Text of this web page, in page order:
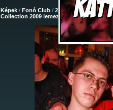
Képek / Fonó Club / 2009-03-07 - Dj
Collection 2009 lemezbemutató turné/